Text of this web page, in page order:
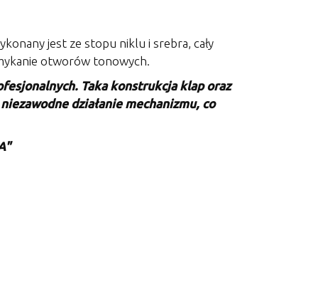
jest ze stopu niklu i srebra, cały
otworów tonowych.
Taka konstrukcja klap oraz
działanie mechanizmu, co